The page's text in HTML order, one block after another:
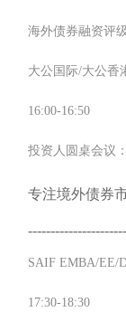
海外债券融资评
大公国际/大公香
16:00-16:50
投资人圆桌会议
专注境外债券
SAIF EMBA/EE/
17:30-18:30